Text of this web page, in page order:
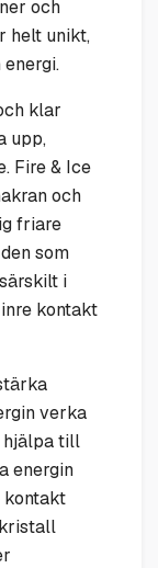
och
helt unikt,
klar
upp,
Fire & Ice
och
friare
som
i
kontakt
verka
hjälpa till
energin
kontakt